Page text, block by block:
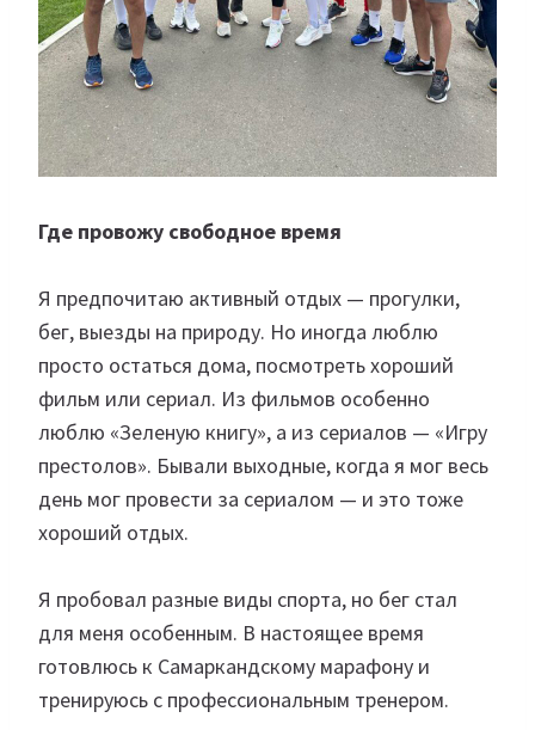
Где провожу свободное время
Я предпочитаю активный отдых — прогулки,
бег, выезды на природу. Но иногда люблю
просто остаться дома, посмотреть хороший
фильм или сериал. Из фильмов особенно
люблю «Зеленую книгу», а из сериалов — «Игру
престолов». Бывали выходные, когда я мог весь
день мог провести за сериалом — и это тоже
хороший отдых.
Я пробовал разные виды спорта, но бег стал
для меня особенным. В настоящее время
готовлюсь к Самаркандскому марафону и
тренируюсь с профессиональным тренером.